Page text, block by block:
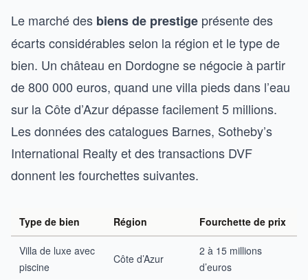
Le marché des biens de prestige présente des
écarts considérables selon la région et le type de
bien. Un château en Dordogne se négocie à partir
de 800 000 euros, quand une villa pieds dans l’eau
sur la Côte d’Azur dépasse facilement 5 millions.
Les données des catalogues Barnes, Sotheby’s
International Realty et des transactions DVF
donnent les fourchettes suivantes.
Type de bien Région Fourchette de prix
Villa de luxe avec
piscine
Côte d’Azur
2 à 15 millions
d’euros